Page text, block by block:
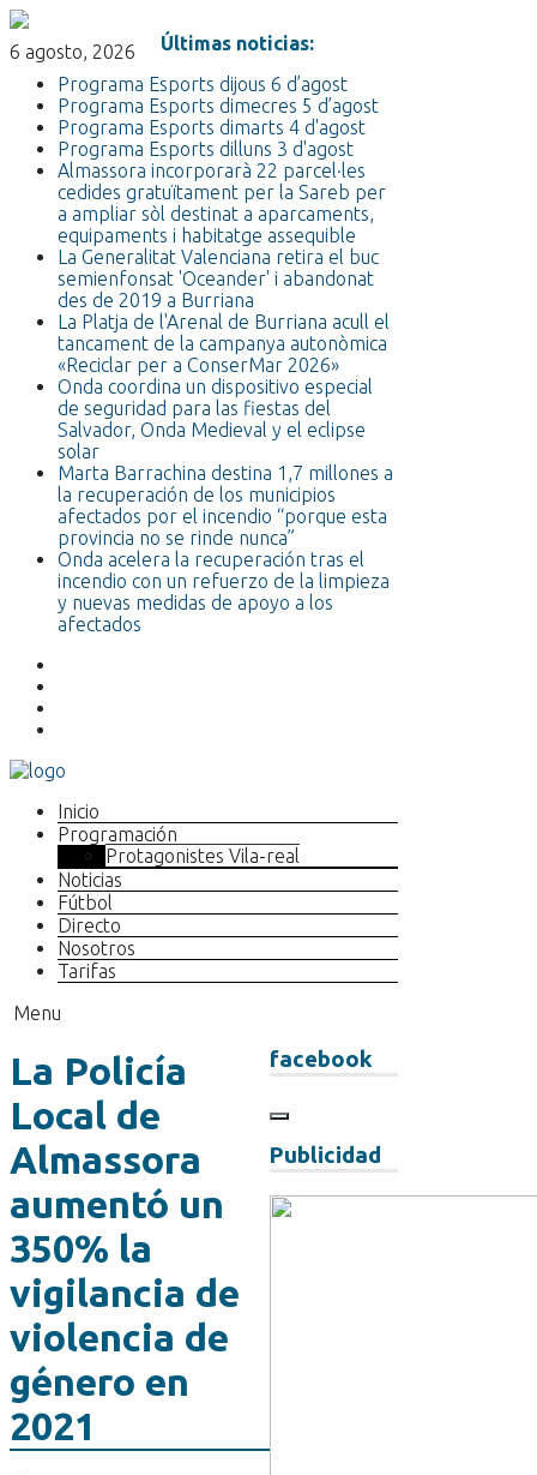
6 agosto, 2026
Últimas noticias:
Programa Esports dijous 6 d’agost
Programa Esports dimecres 5 d’agost
Programa Esports dimarts 4 d'agost
Programa Esports dilluns 3 d'agost
Almassora incorporarà 22 parcel·les
cedides gratuïtament per la Sareb per
a ampliar sòl destinat a aparcaments,
equipaments i habitatge assequible
La Generalitat Valenciana retira el buc
semienfonsat 'Oceander' i abandonat
des de 2019 a Burriana
La Platja de l'Arenal de Burriana acull el
tancament de la campanya autonòmica
«Reciclar per a ConserMar 2026»
Onda coordina un dispositivo especial
de seguridad para las fiestas del
Salvador, Onda Medieval y el eclipse
solar
Marta Barrachina destina 1,7 millones a
la recuperación de los municipios
afectados por el incendio “porque esta
provincia no se rinde nunca”
Onda acelera la recuperación tras el
incendio con un refuerzo de la limpieza
y nuevas medidas de apoyo a los
afectados
Inicio
Programación
Protagonistes Vila-real
Noticias
Fútbol
Directo
Nosotros
Tarifas
Menu
facebook
Publicidad
La Policía
Local de
Almassora
aumentó un
350% la
vigilancia de
violencia de
género en
2021